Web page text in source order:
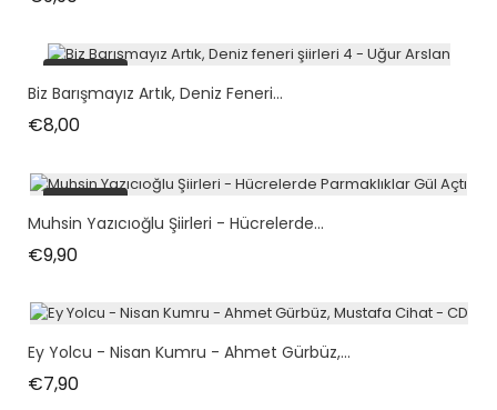
tükendi
Biz Barışmayız Artık, Deniz Feneri...
€8,00Fiyat
tükendi
Muhsin Yazıcıoğlu Şiirleri - Hücrelerde...
€9,90Fiyat
Ey Yolcu - Nisan Kumru - Ahmet Gürbüz,...
€7,90Fiyat